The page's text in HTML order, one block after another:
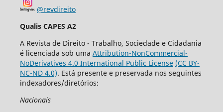
@revdireito
Qualis CAPES A2
A Revista de Direito - Trabalho, Sociedade e Cidadania
é licenciada sob uma Attribution-NonCommercial-
NoDerivatives 4.0 International Public License (CC BY-
NC-ND 4.0). Está presente e preservada nos seguintes
indexadores/diretórios:
Nacionais